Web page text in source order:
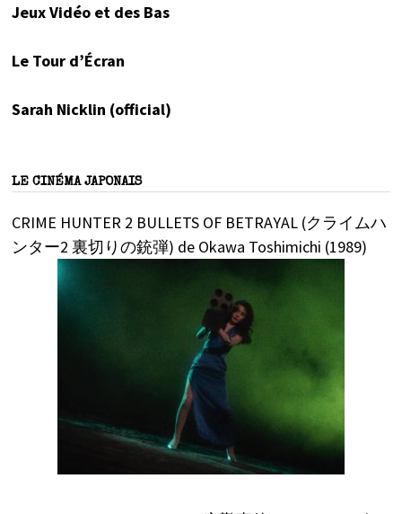
Jeux Vidéo et des Bas
Le Tour d’Écran
Sarah Nicklin (official)
LE CINÉMA JAPONAIS
CRIME HUNTER 2 BULLETS OF BETRAYAL (クライムハ
ンター2 裏切りの銃弾) de Okawa Toshimichi (1989)